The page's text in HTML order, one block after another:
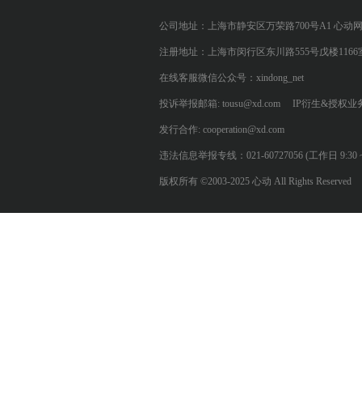
公司地址：上海市静安区万荣路700号A1 心动
注册地址：上海市闵行区东川路555号戊楼1166
在线客服微信公众号：xindong_net
投诉举报邮箱: tousu@xd.com IP衍生&授权业
发行合作: cooperation@xd.com
违法信息举报专线：021-60727056 (工作日 9:30
版权所有 ©2003-2025 心动 All Rights Reserved